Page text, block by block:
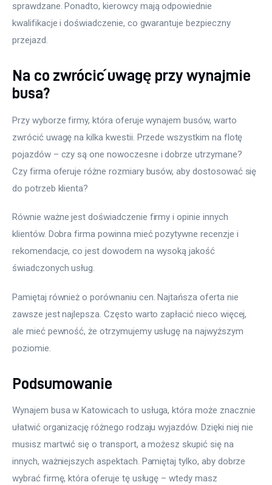
sprawdzane. Ponadto, kierowcy mają odpowiednie
kwalifikacje i doświadczenie, co gwarantuje bezpieczny
przejazd.
Na co zwrócić uwagę przy wynajmie
busa?
Przy wyborze firmy, która oferuje wynajem busów, warto
zwrócić uwagę na kilka kwestii. Przede wszystkim na flotę
pojazdów – czy są one nowoczesne i dobrze utrzymane?
Czy firma oferuje różne rozmiary busów, aby dostosować się
do potrzeb klienta?
Równie ważne jest doświadczenie firmy i opinie innych
klientów. Dobra firma powinna mieć pozytywne recenzje i
rekomendacje, co jest dowodem na wysoką jakość
świadczonych usług.
Pamiętaj również o porównaniu cen. Najtańsza oferta nie
zawsze jest najlepsza. Często warto zapłacić nieco więcej,
ale mieć pewność, że otrzymujemy usługę na najwyższym
poziomie.
Podsumowanie
Wynajem busa w Katowicach to usługa, która może znacznie
ułatwić organizację różnego rodzaju wyjazdów. Dzięki niej nie
musisz martwić się o transport, a możesz skupić się na
innych, ważniejszych aspektach. Pamiętaj tylko, aby dobrze
wybrać firmę, która oferuje tę usługę – wtedy masz